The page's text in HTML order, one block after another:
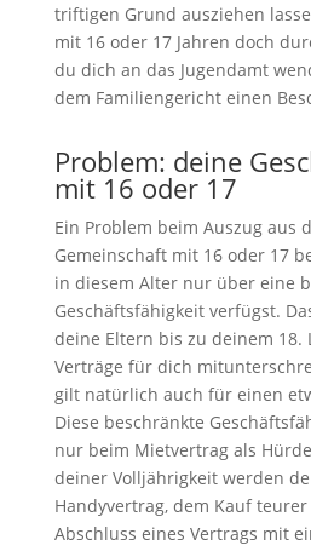
triftigen Grund ausziehen
mit 16 oder 17 Jahren doch
du dich an das Jugendamt
dem Familiengericht einen
Problem: deine
mit 16 oder 17
Ein Problem beim Auszug aus
Gemeinschaft mit 16 oder 17
in diesem Alter nur über eine
Geschäftsfähigkeit verfügst.
deine Eltern bis zu deinem 18.
Verträge für dich
gilt natürlich auch für einen
Diese beschränkte
nur beim Mietvertrag als
deiner Volljährigkeit werden
Handyvertrag, dem Kauf
Abschluss eines Vertrags mit